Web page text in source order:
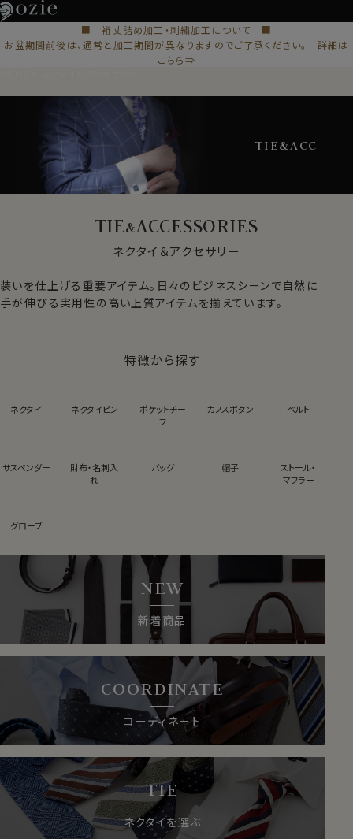
■ 裄丈詰め加工・刺繍加工について ■
お盆期間前後は、通常と加工期間が異なりますのでご了承ください。 詳細は
こちら⇒
TIE&ACC
TIE&ACCESSORIES
ネクタイ＆アクセサリー
装いを仕上げる重要アイテム。日々のビジネスシーンで自然に
手が伸びる実用性の高い上質アイテムを揃えています。
特徴から探す
ネクタイ ネクタイピン
ポケットチー
フ
カフスボタン ベルト
サスペンダー
財布・名刺入
れ
バッグ 帽子
ストール・
マフラー
グローブ
NEW
新着商品
COORDINATE
コーディネート
TIE
ネクタイを選ぶ